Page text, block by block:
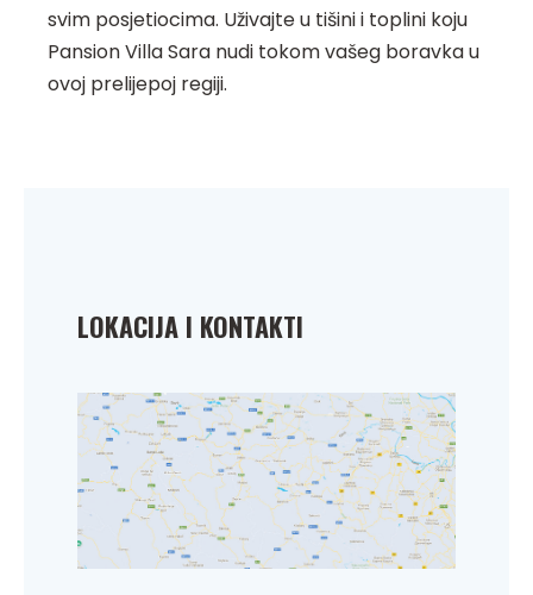
svim posjetiocima. Uživajte u tišini i toplini koju
Pansion Villa Sara nudi tokom vašeg boravka u
ovoj prelijepoj regiji.
LOKACIJA I KONTAKTI